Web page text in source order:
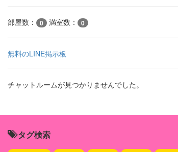
部屋数： 0 満室数： 0
無料のLINE掲示板
チャットルームが見つかりませんでした。
タグ検索